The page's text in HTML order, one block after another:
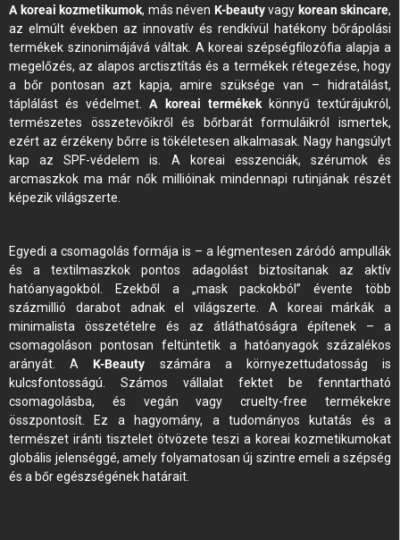
A koreai kozmetikumok, más néven K-beautyvagy korean skincare,
az elmúlt években az innovatív és rendkívül hatékony bőrápolási
termékek szinonimájává váltak. A koreai szépségfilozófia alapja a
megelőzés, az alapos arctisztítás és a termékek rétegezése, hogy
a bőr pontosan azt kapja, amire szüksége van – hidratálást,
táplálást és védelmet.A koreai termékekkönnyű textúrájukról,
természetes összetevőikről és bőrbarát formuláikról ismertek,
ezért az érzékeny bőrre is tökéletesen alkalmasak. Nagy hangsúlyt
kap az SPF-védelem is. A koreai esszenciák, szérumok és
arcmaszkok ma már nők millióinak mindennapi rutinjának részét
képezik világszerte.
Egyedi a csomagolás formája is – a légmentesen záródó ampullák
és a textilmaszkok pontos adagolást biztosítanak az aktív
hatóanyagokból. Ezekből a „mask packokból” évente több
százmillió darabot adnak el világszerte. A koreai márkák a
minimalista összetételre és az átláthatóságra építenek – a
csomagoláson pontosan feltüntetik a hatóanyagok százalékos
arányát. A K-Beauty számára a környezettudatosság is
kulcsfontosságú. Számos vállalat fektet be fenntartható
csomagolásba, és vegán vagy cruelty-free termékekre
összpontosít. Ez a hagyomány, a tudományos kutatás és a
természet iránti tisztelet ötvözete teszi a koreai kozmetikumokat
globális jelenséggé, amely folyamatosan új szintre emeli a szépség
és a bőr egészségének határait.